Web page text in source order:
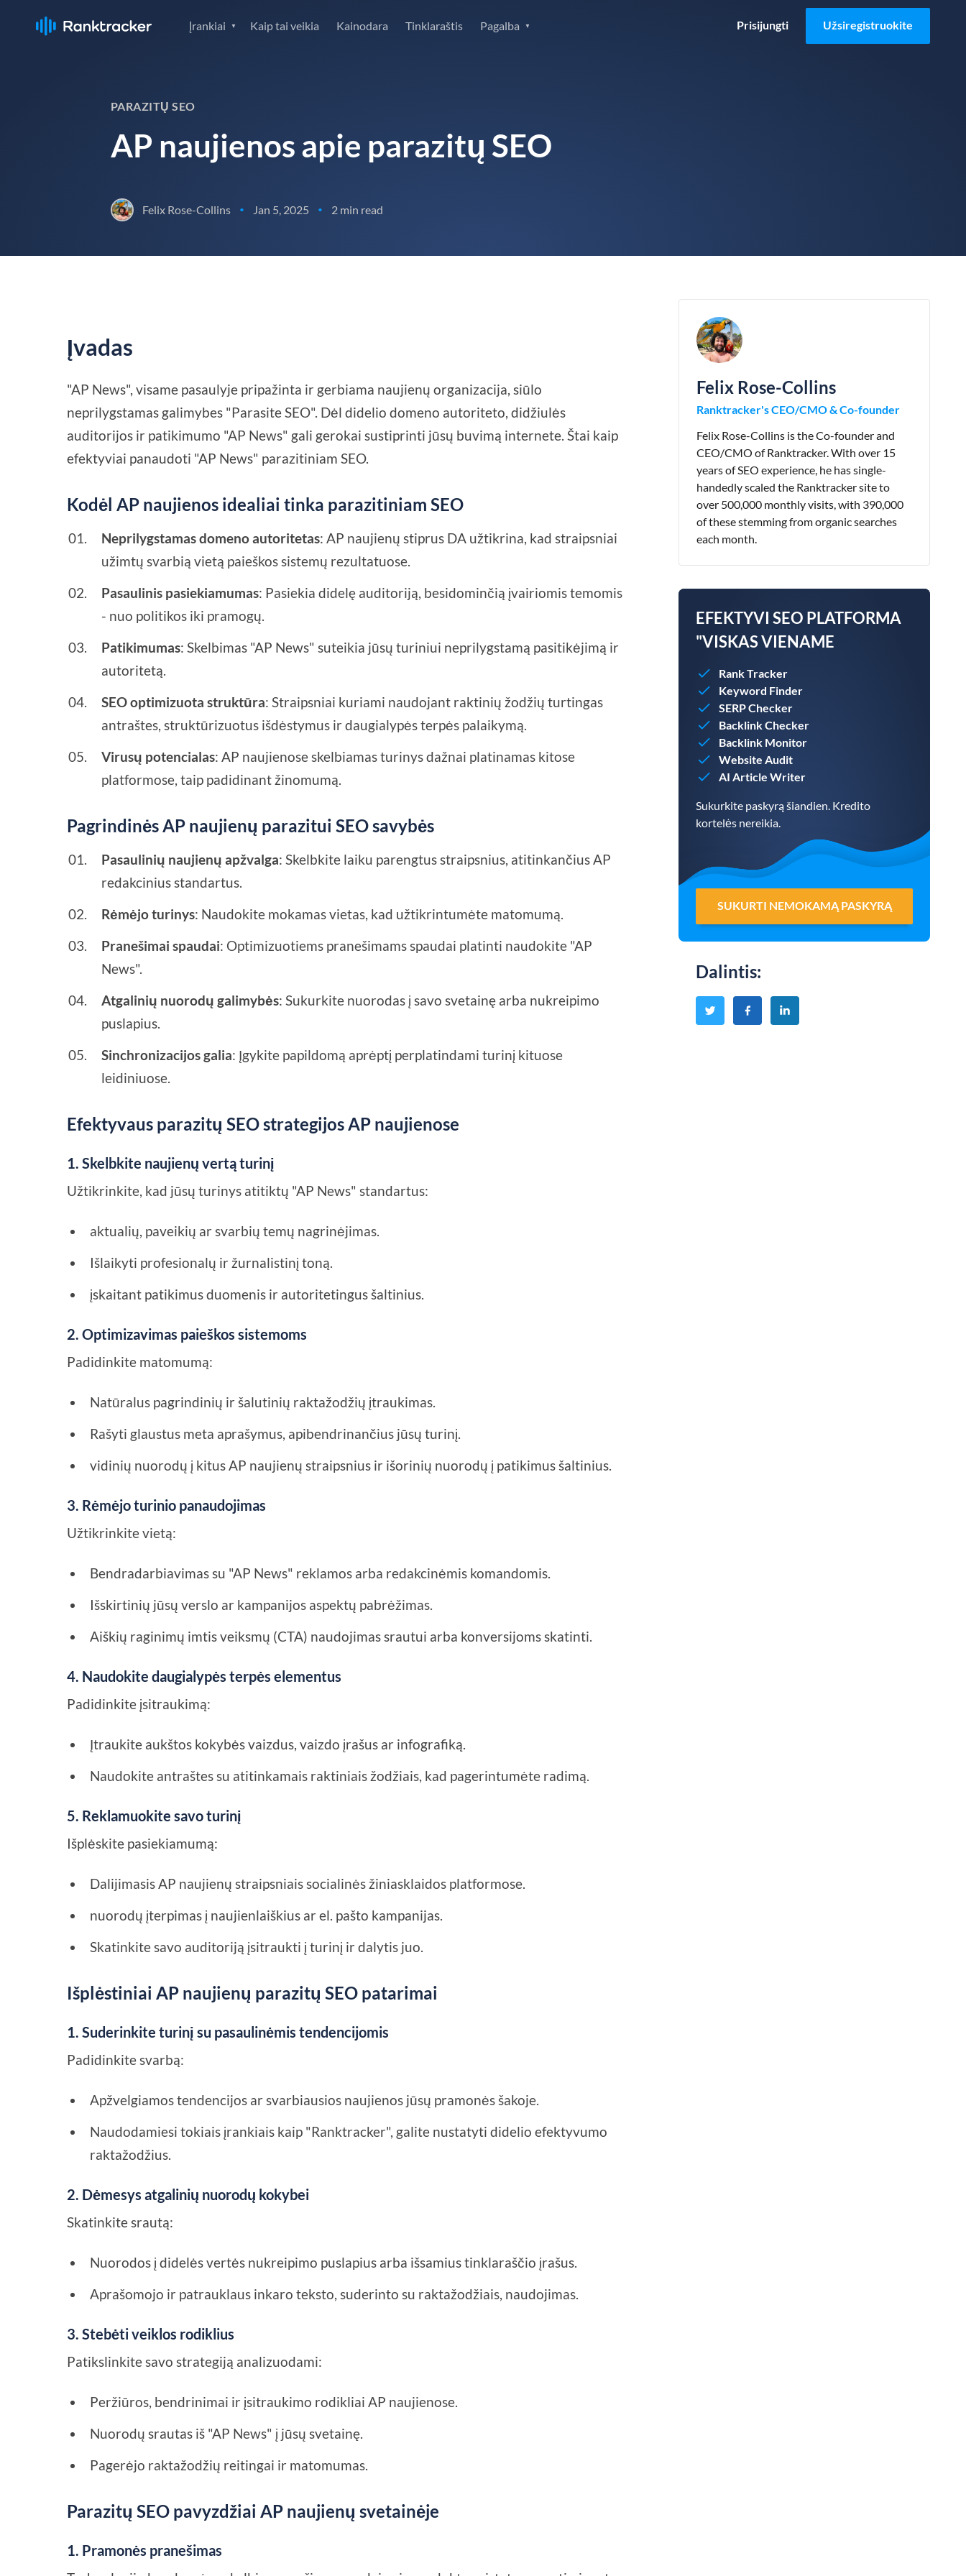
Įrankiai Kaip tai veikia Kainodara Tinklaraštis Pagalba Prisijungti Užsiregistruokite
PARAZITŲ SEO
AP naujienos apie parazitų SEO
Felix Rose-Collins • Jan 5, 2025 • 2 min read
Įvadas
"AP News", visame pasaulyje pripažinta ir gerbiama naujienų organizacija, siūlo
neprilygstamas galimybes "Parasite SEO". Dėl didelio domeno autoriteto, didžiulės
auditorijos ir patikimumo "AP News" gali gerokai sustiprinti jūsų buvimą internete. Štai kaip
efektyviai panaudoti "AP News" parazitiniam SEO.
Kodėl AP naujienos idealiai tinka parazitiniam SEO
Neprilygstamas domeno autoritetas: AP naujienų stiprus DA užtikrina, kad straipsniai
užimtų svarbią vietą paieškos sistemų rezultatuose.
Pasaulinis pasiekiamumas: Pasiekia didelę auditoriją, besidominčią įvairiomis temomis
- nuo politikos iki pramogų.
Patikimumas: Skelbimas "AP News" suteikia jūsų turiniui neprilygstamą pasitikėjimą ir
autoritetą.
SEO optimizuota struktūra: Straipsniai kuriami naudojant raktinių žodžių turtingas
antraštes, struktūrizuotus išdėstymus ir daugialypės terpės palaikymą.
Virusų potencialas: AP naujienose skelbiamas turinys dažnai platinamas kitose
platformose, taip padidinant žinomumą.
Pagrindinės AP naujienų parazitui SEO savybės
Pasaulinių naujienų apžvalga: Skelbkite laiku parengtus straipsnius, atitinkančius AP
redakcinius standartus.
Rėmėjo turinys: Naudokite mokamas vietas, kad užtikrintumėte matomumą.
Pranešimai spaudai: Optimizuotiems pranešimams spaudai platinti naudokite "AP
News".
Atgalinių nuorodų galimybės: Sukurkite nuorodas į savo svetainę arba nukreipimo
puslapius.
Sinchronizacijos galia: Įgykite papildomą aprėptį perplatindami turinį kituose
leidiniuose.
Efektyvaus parazitų SEO strategijos AP naujienose
1. Skelbkite naujienų vertą turinį
Užtikrinkite, kad jūsų turinys atitiktų "AP News" standartus:
aktualių, paveikių ar svarbių temų nagrinėjimas.
Išlaikyti profesionalų ir žurnalistinį toną.
įskaitant patikimus duomenis ir autoritetingus šaltinius.
2. Optimizavimas paieškos sistemoms
Padidinkite matomumą:
Natūralus pagrindinių ir šalutinių raktažodžių įtraukimas.
Rašyti glaustus meta aprašymus, apibendrinančius jūsų turinį.
vidinių nuorodų į kitus AP naujienų straipsnius ir išorinių nuorodų į patikimus šaltinius.
3. Rėmėjo turinio panaudojimas
Užtikrinkite vietą:
Bendradarbiavimas su "AP News" reklamos arba redakcinėmis komandomis.
Išskirtinių jūsų verslo ar kampanijos aspektų pabrėžimas.
Aiškių raginimų imtis veiksmų (CTA) naudojimas srautui arba konversijoms skatinti.
4. Naudokite daugialypės terpės elementus
Padidinkite įsitraukimą:
Įtraukite aukštos kokybės vaizdus, vaizdo įrašus ar infografiką.
Naudokite antraštes su atitinkamais raktiniais žodžiais, kad pagerintumėte radimą.
5. Reklamuokite savo turinį
Išplėskite pasiekiamumą:
Dalijimasis AP naujienų straipsniais socialinės žiniasklaidos platformose.
nuorodų įterpimas į naujienlaiškius ar el. pašto kampanijas.
Skatinkite savo auditoriją įsitraukti į turinį ir dalytis juo.
Išplėstiniai AP naujienų parazitų SEO patarimai
1. Suderinkite turinį su pasaulinėmis tendencijomis
Padidinkite svarbą:
Apžvelgiamos tendencijos ar svarbiausios naujienos jūsų pramonės šakoje.
Naudodamiesi tokiais įrankiais kaip "Ranktracker", galite nustatyti didelio efektyvumo
raktažodžius.
2. Dėmesys atgalinių nuorodų kokybei
Skatinkite srautą:
Nuorodos į didelės vertės nukreipimo puslapius arba išsamius tinklaraščio įrašus.
Aprašomojo ir patrauklaus inkaro teksto, suderinto su raktažodžiais, naudojimas.
3. Stebėti veiklos rodiklius
Patikslinkite savo strategiją analizuodami:
Peržiūros, bendrinimai ir įsitraukimo rodikliai AP naujienose.
Nuorodų srautas iš "AP News" į jūsų svetainę.
Pagerėjo raktažodžių reitingai ir matomumas.
Parazitų SEO pavyzdžiai AP naujienų svetainėje
1. Pramonės pranešimas
Felix Rose-Collins
Ranktracker's CEO/CMO & Co-founder
Felix Rose-Collins is the Co-founder and
CEO/CMO of Ranktracker. With over 15
years of SEO experience, he has single-
handedly scaled the Ranktracker site to
over 500,000 monthly visits, with 390,000
of these stemming from organic searches
each month.
EFEKTYVI SEO PLATFORMA
"VISKAS VIENAME
Rank Tracker
Keyword Finder
SERP Checker
Backlink Checker
Backlink Monitor
Website Audit
AI Article Writer
Sukurkite paskyrą šiandien. Kredito
kortelės nereikia.
SUKURTI NEMOKAMĄ PASKYRĄ
Dalintis: